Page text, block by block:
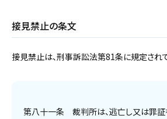
接見禁止の条文
接見禁止は、刑事訴訟法第81条に規定されて
第八十一条 裁判所は、逃亡し又は罪証